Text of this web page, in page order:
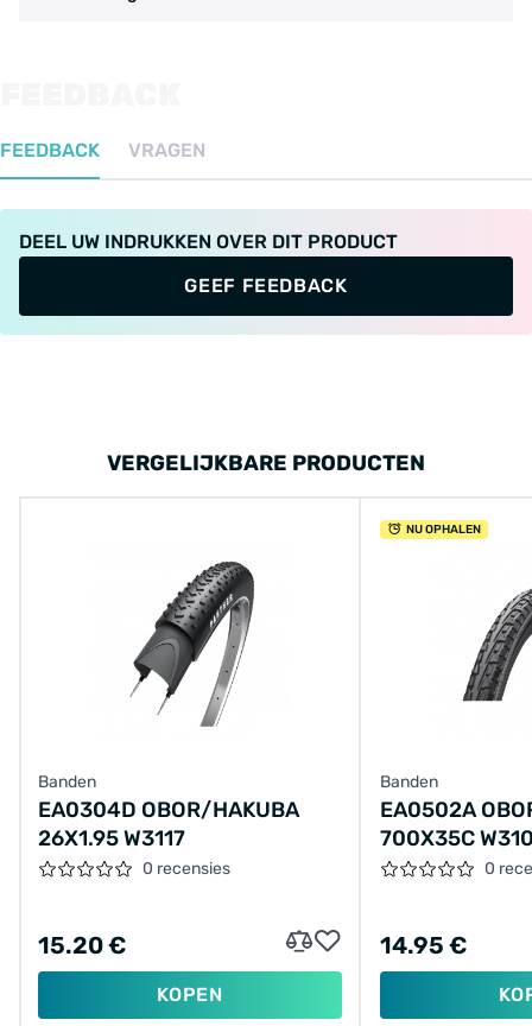
FEEDBACK VRAGEN
DEEL UW INDRUKKEN OVER DIT PRODUCT
GEEF FEEDBACK
VERGELIJKBARE PRODUCTEN
Banden
EA0304D OBOR/HAKUBA
26X1.95 W3117
0 recensies
15.20 €
KOPEN
NU OPHALEN
Banden
EA0502A
700X35C
0
14.95 €